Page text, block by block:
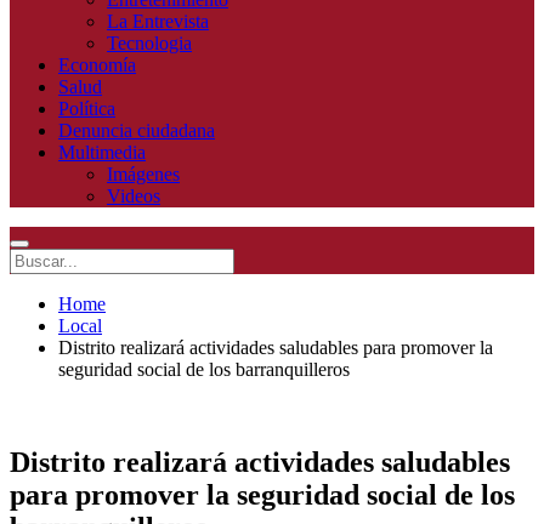
La Entrevista
Tecnologia
Economía
Salud
Política
Denuncia ciudadana
Multimedia
Imágenes
Videos
Home
Local
Distrito realizará actividades saludables para promover la
seguridad social de los barranquilleros
Distrito realizará actividades saludables
para promover la seguridad social de los